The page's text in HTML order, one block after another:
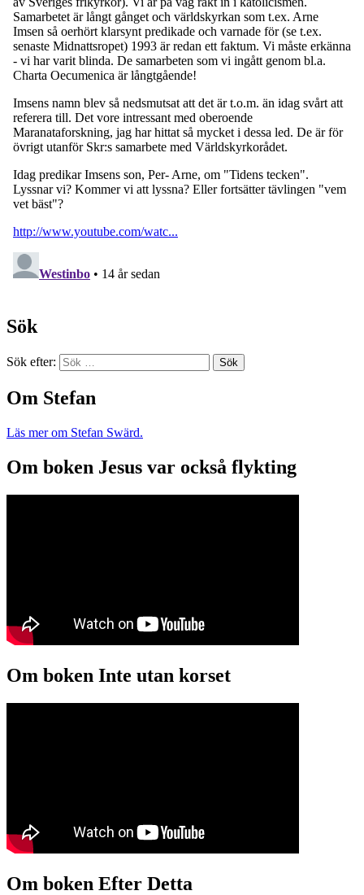
Sök
Sök efter:
Om Stefan
Läs mer om Stefan Swärd.
Om boken Jesus var också flykting
Om boken Inte utan korset
Om boken Efter Detta